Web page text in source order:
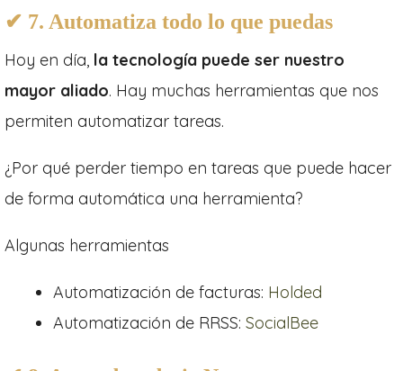
✔ 7. Automatiza todo lo que puedas
Hoy en día, la tecnología puede ser nuestro
mayor aliado. Hay muchas herramientas que nos
permiten automatizar tareas.
¿Por qué perder tiempo en tareas que puede hacer
de forma automática una herramienta?
Algunas herramientas
Automatización de facturas: Holded
Automatización de RRSS: SocialBee